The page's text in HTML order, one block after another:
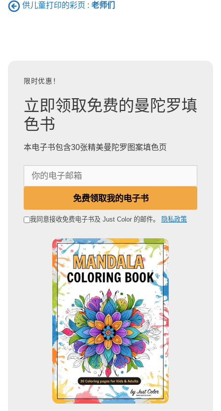
供儿童打印的彩页 : 老师们
限时优惠！
立即领取免费的曼陀罗填
色书
本电子书包含30张精美曼陀罗图案填色页
邮
免费领取我的电子书
我同意接收免费电子书及 Just Color 的邮件。 隐私政策